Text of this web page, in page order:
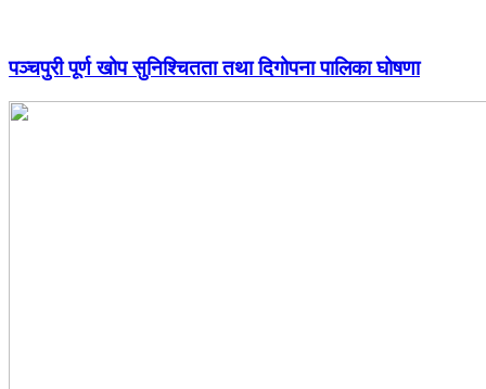
पञ्चपुरी पूर्ण खोप सुनिश्चितता तथा दिगोपना पालिका घोषणा